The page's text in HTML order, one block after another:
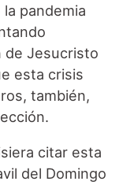
pandemia
Jesucristo
esta crisis
también,
citar esta
del Domingo